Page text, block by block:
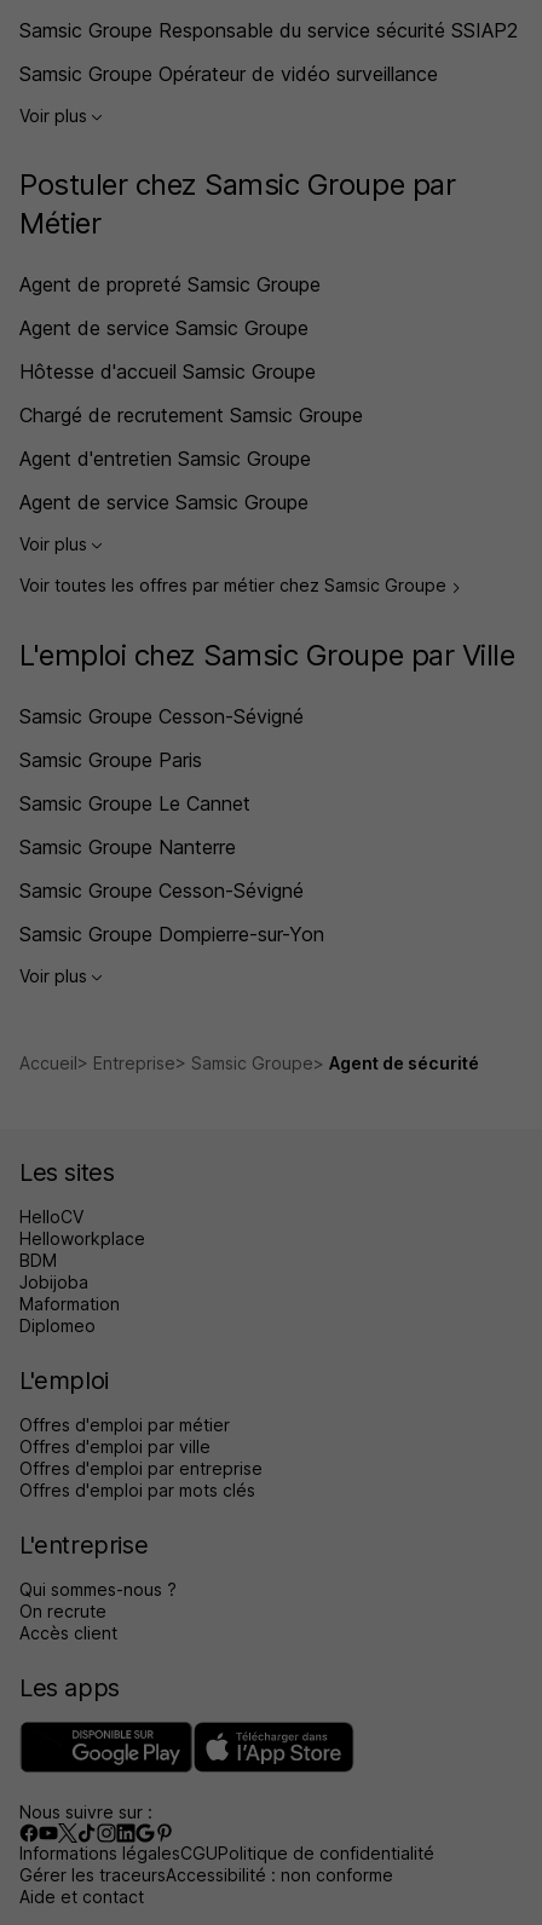
Samsic Groupe Responsable du service sécurité SSIAP2
Samsic Groupe Opérateur de vidéo surveillance
Voir plus
Postuler chez Samsic Groupe par
Métier
Agent de propreté Samsic Groupe
Agent de service Samsic Groupe
Hôtesse d'accueil Samsic Groupe
Chargé de recrutement Samsic Groupe
Agent d'entretien Samsic Groupe
Agent de service Samsic Groupe
Voir plus
Voir toutes les offres par métier chez Samsic Groupe
L'emploi chez Samsic Groupe par Ville
Samsic Groupe Cesson-Sévigné
Samsic Groupe Paris
Samsic Groupe Le Cannet
Samsic Groupe Nanterre
Samsic Groupe Cesson-Sévigné
Samsic Groupe Dompierre-sur-Yon
Voir plus
Accueil Entreprise Samsic Groupe Agent de sécurité
Les sites
HelloCV
Helloworkplace
BDM
Jobijoba
Maformation
Diplomeo
L'emploi
Offres d'emploi par métier
Offres d'emploi par ville
Offres d'emploi par entreprise
Offres d'emploi par mots clés
L'entreprise
Qui sommes-nous ?
On recrute
Accès client
Les apps
Nous suivre sur :
Informations légalesCGUPolitique de confidentialité
Gérer les traceursAccessibilité : non conforme
Aide et contact